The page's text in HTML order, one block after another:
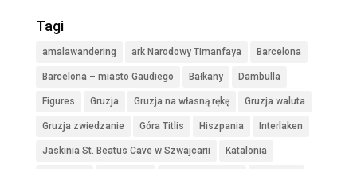
Tagi
amalawandering ark Narodowy Timanfaya Barcelona
Barcelona – miasto Gaudiego Bałkany Dambulla
Figures Gruzja Gruzja na własną rękę Gruzja waluta
Gruzja zwiedzanie Góra Titlis Hiszpania Interlaken
Jaskinia St. Beatus Cave w Szwajcarii Katalonia